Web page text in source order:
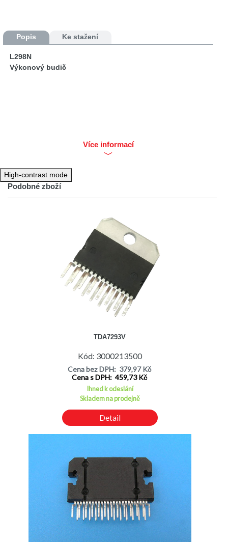
Popis Ke stažení
L298N
Výkonový budič
Více informací
High-contrast mode
Podobné zboží
TDA7293V
Kód: 3000213500
Cena bez DPH: 379,97 Kč
Cena s DPH: 459,73 Kč
Ihned k odeslání
Skladem na prodejně
Detail